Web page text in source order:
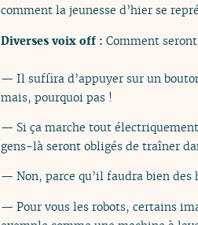
comment la jeunesse d’hier se
Diverses voix off : Comment
— Il suffira d’appuyer sur un
mais, pourquoi pas !
— Si ça marche tout
gens-là seront obligés de traîner
— Non, parce qu’il faudra bien des
— Pour vous les robots, certains